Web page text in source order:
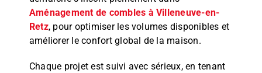
Aménagement de combles à Villeneuve-en-
Retz, pour optimiser les volumes disponibles et
améliorer le confort global de la maison.
Chaque projet est suivi avec sérieux, en tenant